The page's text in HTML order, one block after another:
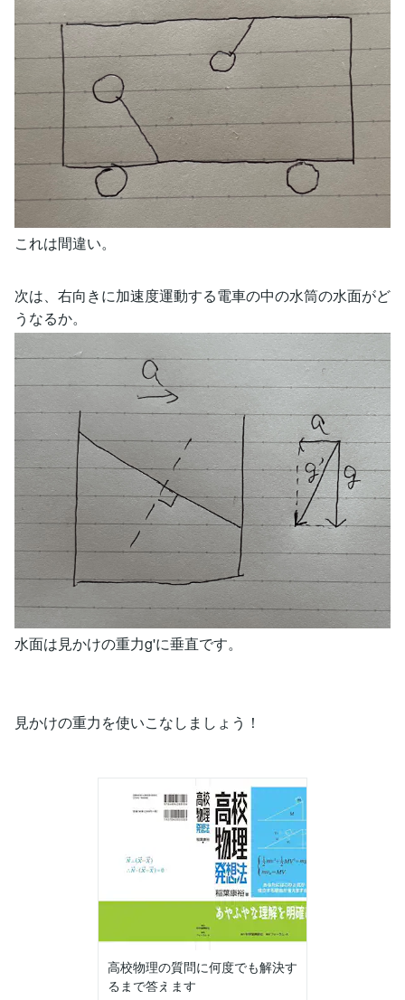
これは間違い。
次は、右向きに加速度運動する電車の中の水筒の水面がど
うなるか。
水面は見かけの重力g'に垂直です。
見かけの重力を使いこなしましょう！
高校物理の質問に何度でも解決す
るまで答えます